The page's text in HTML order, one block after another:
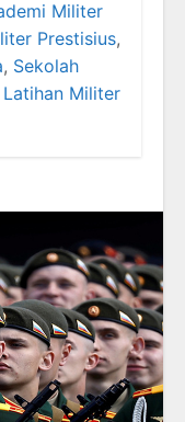
Militer
Prestisius,
, Sekolah
Militer